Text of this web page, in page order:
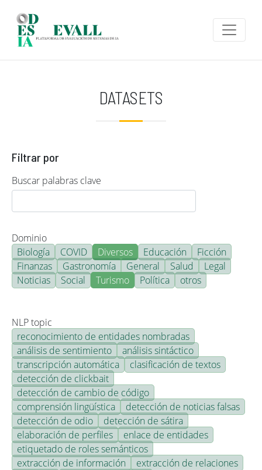
DATASETS
Filtrar por
Buscar palabras clave
Dominio
Biología
COVID Diversos Educación
Ficción
Finanzas
Gastronomía General Salud
Legal
Noticias
Social Turismo Política otros
NLP topic
reconocimiento de entidades nombradas
análisis de sentimiento
análisis sintáctico
transcripción automática
clasificación de textos
detección de clickbait
detección de cambio de código
comprensión lingüística
detección de noticias falsas
detección de odio
detección de sátira
elaboración de perfiles
enlace de entidades
etiquetado de roles semánticos
extracción de información
extracción de relaciones